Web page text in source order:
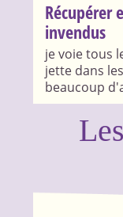
Récupérer
invendus
je voie tous
jette dans
beaucoup